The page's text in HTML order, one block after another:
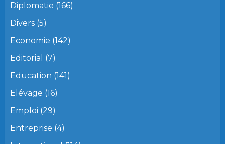
Diplomatie (166)
Divers (5)
Economie (142)
Editorial (7)
Education (141)
Elévage (16)
Emploi (29)
Entreprise (4)